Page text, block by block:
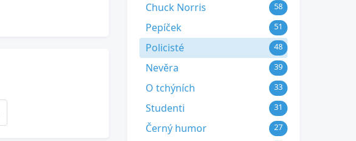
Chuck Norris 58
Pepíček 51
Policisté 48
Nevěra 39
O tchýních 33
Studenti 31
Černý humor 27